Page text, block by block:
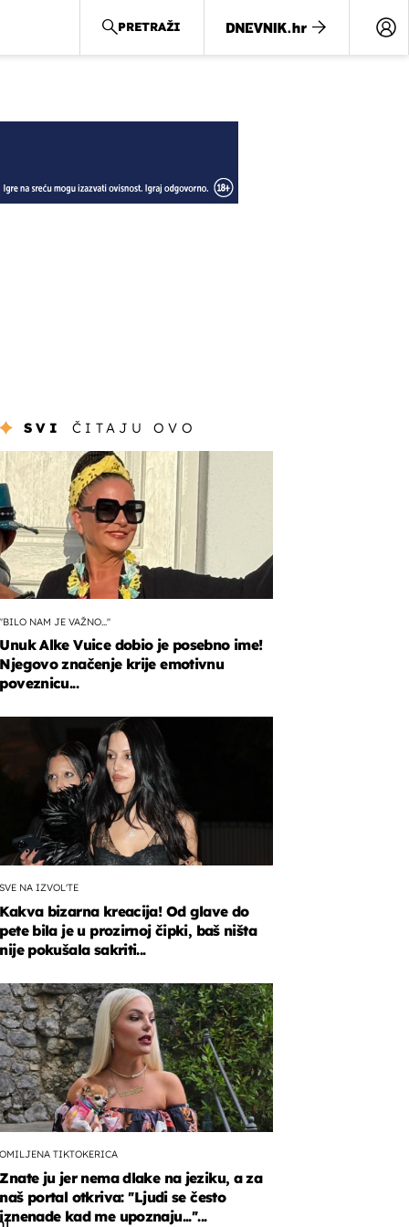
PRETRAŽI
SVI ČITAJU OVO
"BILO NAM JE VAŽNO..."
Unuk Alke Vuice dobio je posebno ime!
Njegovo značenje krije emotivnu
poveznicu...
SVE NA IZVOL'TE
Kakva bizarna kreacija! Od glave do
pete bila je u prozirnoj čipki, baš ništa
nije pokušala sakriti...
OMILJENA TIKTOKERICA
Znate ju jer nema dlake na jeziku, a za
naš portal otkriva: ''Ljudi se često
iznenade kad me upoznaju...''...